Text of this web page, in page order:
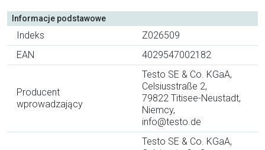
Informacje podstawowe
Indeks
Z026509
EAN
4029547002182
Producent
wprowadzający
Testo SE & Co. KGaA,
Celsiusstraße 2,
79822 Titisee-Neustadt,
Niemcy,
info@testo.de
Testo SE & Co. KGaA,